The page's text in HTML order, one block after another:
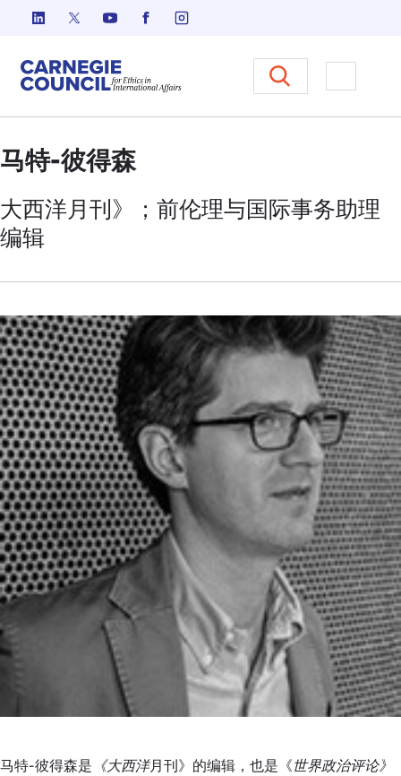
跳至内容
Carnegie Council 国际事务中的
打开菜单
马特-彼得森
大西洋月刊》；前伦理与国际事务助理
编辑
马特-彼得森是 《大西洋月刊》的编辑，也是《世界政治评论》